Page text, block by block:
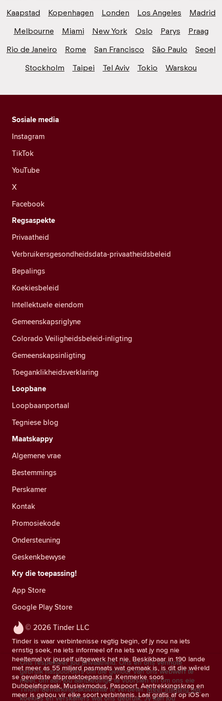
Kaapstad
Kopenhagen Londen Los Angeles
Madrid
Melbourne
Miami New York Oslo Parys
Praag
Rio de Janeiro
Rome San Francisco São Paulo
Seoel
Stockholm
Taipei Tel Aviv Tokio Warskou
© 2026 Tinder LLC
Tinder is waar verbintenisse regtig begin, of jy nou na iets
ernstig soek, na iets informeel of na iets wat jy nog nie
heeltemal vir jouself uitgewerk het nie. Beskikbaar in 190 lande
met meer as 55 miljard pasmaats wat gemaak is, is dit die wêreld
se gewildste afspraaktoepassing. Kenmerke soos
Dubbelafspraak, Musiekmodus, Paspoort, Aantrekkingskrag en
meer is gebou vir elke soort verbintenis. Laai gratis af op iOS en
Sosiale media
Instagram
TikTok
YouTube
X
Facebook
Regsaspekte
Privaatheid
Verbruikersgesondheidsdata-privaatheidsbeleid
Bepalings
Koekiesbeleid
Intellektuele eiendom
Gemeenskapsriglyne
Colorado Veiligheidsbeleid-inligting
Gemeenskapsinligting
Toeganklikheidsverklaring
Loopbane
Loopbaanportaal
Tegniese blog
Maatskappy
Algemene vrae
Bestemmings
Perskamer
Kontak
Promosiekode
Ondersteuning
Geskenkbewyse
Kry die toepassing!
App Store
Google Play Store
Ons respekteer jou privaatheid. Ons en ons vennote
gebruik naspoorders om die gehoor van ons webwerf te
meet, om aan jou aanbiedinge te voorsien en om ons eie
Tinder-bemarkingsaktiwiteite te verbeter. Meer inligting oor
koekies en verskaffers wat ons gebruik. Jy kan jou